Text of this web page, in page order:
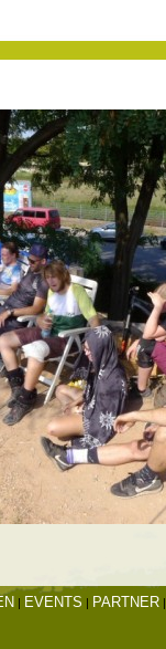
| EVENTS | PARTNER